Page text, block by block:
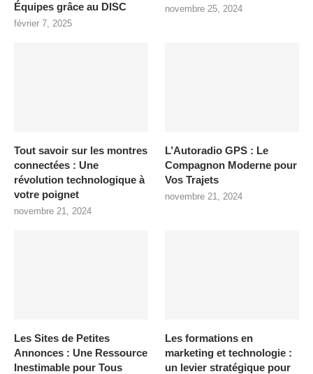
Équipes grâce au DISC
février 7, 2025
novembre 25, 2024
Tout savoir sur les montres
connectées : Une
révolution technologique à
votre poignet
novembre 21, 2024
L’Autoradio GPS : Le
Compagnon Moderne pour
Vos Trajets
novembre 21, 2024
Les Sites de Petites
Annonces : Une Ressource
Inestimable pour Tous
Les formations en
marketing et technologie :
un levier stratégique pour